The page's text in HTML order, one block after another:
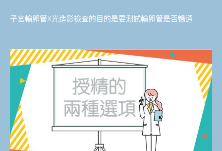
子宮輸卵管X光造影檢查的目的是要測試輸卵管是否暢通